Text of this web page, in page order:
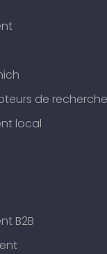
de recherche
local
B2B